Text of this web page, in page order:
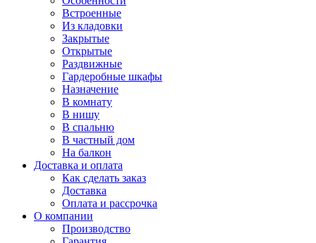
Встроенные
Из кладовки
Закрытые
Открытые
Раздвижные
Гардеробные шкафы
Назначение
В комнату
В нишу
В спальню
В частный дом
На балкон
Доставка и оплата
Как сделать заказ
Доставка
Оплата и рассрочка
О компании
Производство